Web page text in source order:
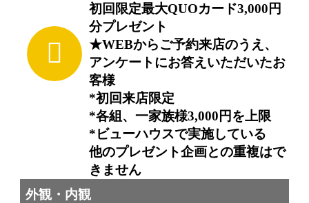
初回限定最大QUOカード3,000円
分プレゼント
★WEBからご予約来店のうえ、
アンケートにお答えいただいたお
客様
*初回来店限定
*各組、一家族様3,000円を上限
*ビューハウスで実施している
他のプレゼント企画との重複はで
きません
外観・内観